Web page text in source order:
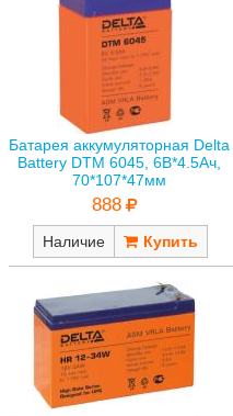
Батарея аккумуляторная Delta
Battery DTM 6045, 6В*4.5Ач,
70*107*47мм
888
Наличие